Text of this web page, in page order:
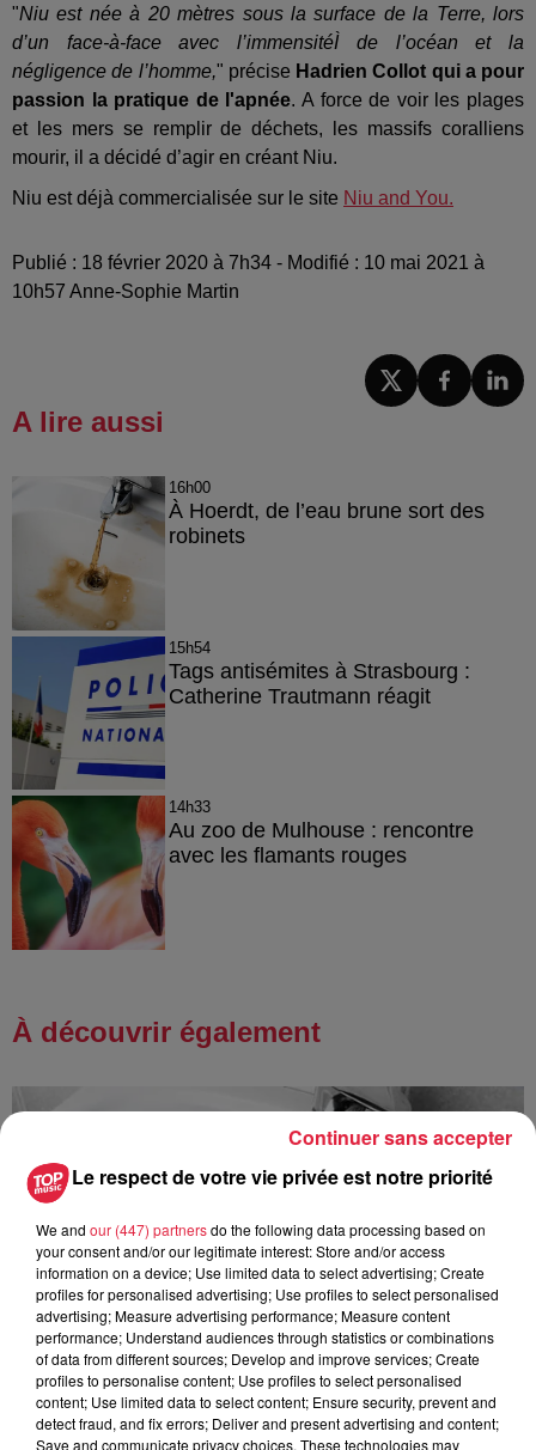
"Niu est née à 20 mètres sous la surface de la Terre, lors
d’un face-à-face avec l’immensitéÌ de l’océan et la
négligence de l’homme," précise Hadrien Collot qui a pour
passion la pratique de l'apnée. A force de voir les plages
et les mers se remplir de déchets, les massifs coralliens
mourir, il a décidé d’agir en créant Niu.
Niu est déjà commercialisée sur le site Niu and You.
Publié : 18 février 2020 à 7h34 - Modifié : 10 mai 2021 à
10h57 Anne-Sophie Martin
A lire aussi
16h00
À Hoerdt, de l’eau brune sort des
robinets
15h54
Tags antisémites à Strasbourg :
Catherine Trautmann réagit
14h33
Au zoo de Mulhouse : rencontre
avec les flamants rouges
À découvrir également
Le respect de votre vie privée est notre priorité
We and our (447) partnersdo the following data processing based on
your consent and/or our legitimate interest: Store and/or access
information on a device; Use limited data to select advertising; Create
profiles for personalised advertising; Use profiles to select personalised
advertising; Measure advertising performance; Measure content
performance; Understand audiences through statistics or combinations
of data from different sources; Develop and improve services; Create
profiles to personalise content; Use profiles to select personalised
content; Use limited data to select content; Ensure security, prevent and
detect fraud, and fix errors; Deliver and present advertising and content;
Save and communicate privacy choices. These technologies may
Continuer sans accepter